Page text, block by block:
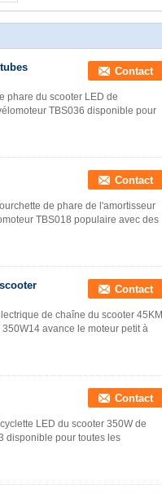
scooter 60v20ah de
800W de moteur de chargeur
d'USB
Contact
phare du scooter LED de
TBS036 disponible pour
Contact
de phare de l'amortisseur
TBS018 populaire avec des
Contact
de chaîne du scooter 45KM
avance le moteur petit à
Contact
LED du scooter 350W de
disponible pour toutes les